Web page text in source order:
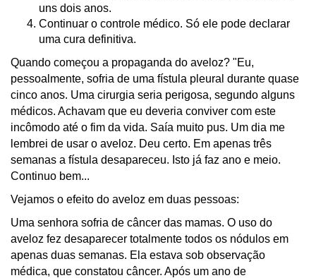
uns dois anos.
Continuar o controle médico. Só ele pode declarar
uma cura definitiva.
Quando começou a propaganda do aveloz? "Eu,
pessoalmente, sofria de uma fístula pleural durante quase
cinco anos. Uma cirurgia seria perigosa, segundo alguns
médicos. Achavam que eu deveria conviver com este
incômodo até o fim da vida. Saía muito pus. Um dia me
lembrei de usar o aveloz. Deu certo. Em apenas três
semanas a fístula desapareceu. Isto já faz ano e meio.
Continuo bem...
Vejamos o efeito do aveloz em duas pessoas:
Uma senhora sofria de câncer das mamas. O uso do
aveloz fez desaparecer totalmente todos os nódulos em
apenas duas semanas. Ela estava sob observação
médica, que constatou câncer. Após um ano de